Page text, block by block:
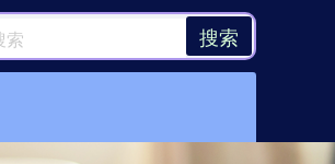
搜索